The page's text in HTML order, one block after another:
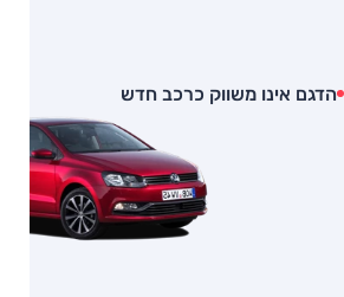
הדגם אינו משווק כרכב חדש